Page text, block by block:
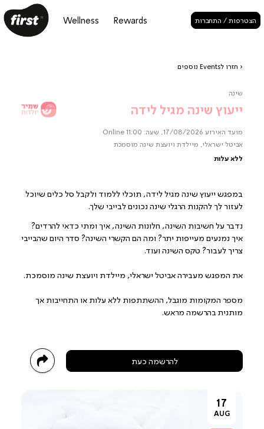
הצטרפות / התחברות Rewards
Wellness
‹ חזרו לEvents נוספים
שינה
ייעוץ שינה מגיל לידה
מועד האירוע 17/08/2026, שעה: 11:00
Online
אביטל ישראלי, מיילדת ויועצת שינה מוסמכת
ללא עלות
במפגש ייעוץ שינה מגיל לידה, תוכלי ללמוד ולקבל סל כלים שיוכל
לעזור לך להקנות הרגלי שינה נכונים לבייבי שלך.
נדבר על חשיבות השינה, חלונות השינה, איך ומתי כדאי להרדים?
איך נמנעים מעייפות יתר? ומה הם הקשרי השינה? סדר היום שהבייבי
צריך לעבור? טקס השינה ועוד.
את המפגש מעבירה אביטל ישראלי, מיילדת ויועצת שינה מוסמכת.
מספר המקומות מוגבל, ההשתתפות ללא עלות או התחייבות אך
מותנית בהרשמה מראש.
להרשמה כעת
17
AUG